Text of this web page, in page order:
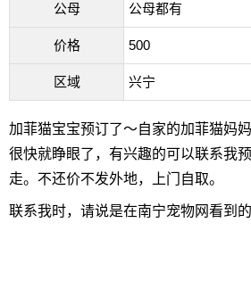
公母 公母都有
价格 500
区域 兴宁
加菲猫宝宝预订了～自家的加菲猫妈
很快就睁眼了，有兴趣的可以联系我
走。不还价不发外地，上门自取。
联系我时，请说是在南宁宠物网看到的